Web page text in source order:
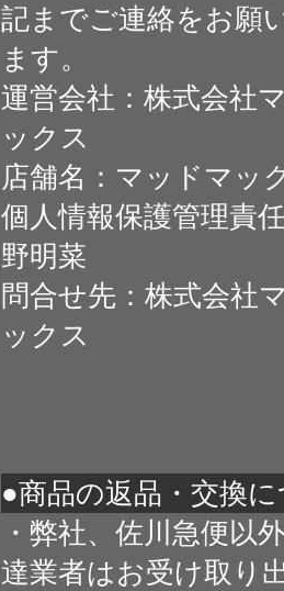
記までご連絡をお願
ます。
運営会社：株式会社
ックス
店舗名：マッドマッ
個人情報保護管理責
野明菜
問合せ先：株式会社
ックス
●商品の返品・交換
・弊社、佐川急便以
達業者はお受け取り